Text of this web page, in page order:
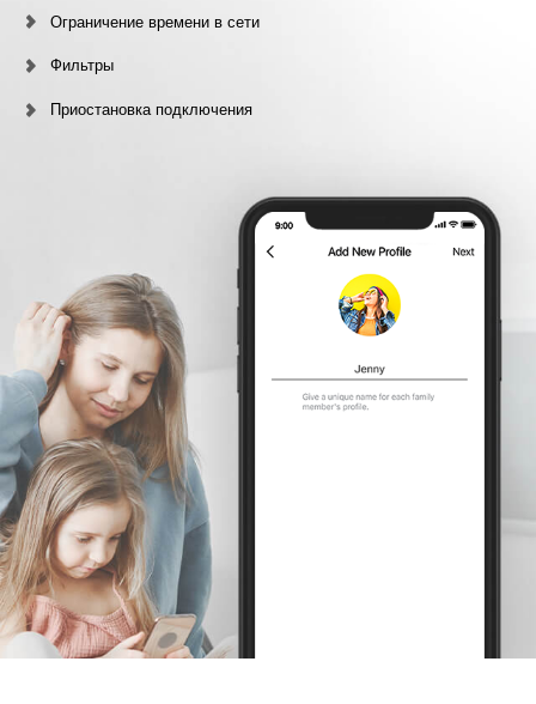
Ограничение времени в сети
Фильтры
Приостановка подключения